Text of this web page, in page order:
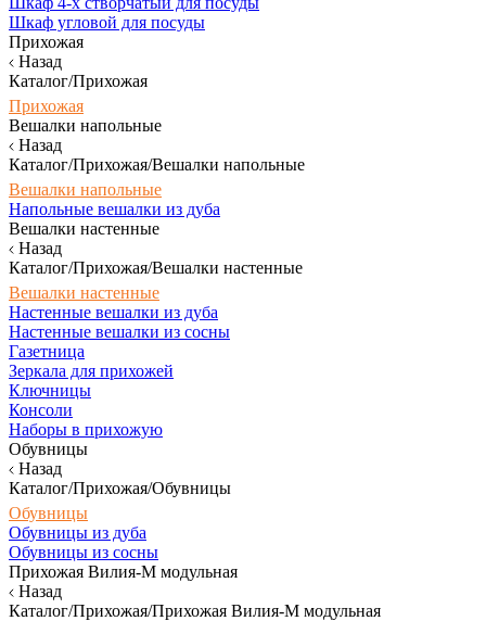
Шкаф угловой для посуды
Прихожая
Назад
Каталог/Прихожая
Прихожая
Вешалки напольные
Назад
Каталог/Прихожая/Вешалки напольные
Вешалки напольные
Напольные вешалки из дуба
Вешалки настенные
Назад
Каталог/Прихожая/Вешалки настенные
Вешалки настенные
Настенные вешалки из дуба
Настенные вешалки из сосны
Газетница
Зеркала для прихожей
Ключницы
Консоли
Наборы в прихожую
Обувницы
Назад
Каталог/Прихожая/Обувницы
Обувницы
Обувницы из дуба
Обувницы из сосны
Прихожая Вилия-М модульная
Назад
Каталог/Прихожая/Прихожая Вилия-М модульная